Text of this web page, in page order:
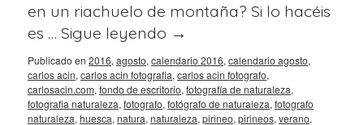
en un riachuelo de montaña? Si lo hacéis
es … Sigue leyendo →
Publicado en 2016, agosto, calendario 2016, calendario agosto,
carlos acin, carlos acin fotografia, carlos acin fotografo,
carlosacin.com, fondo de escritorio, fotografía de naturaleza,
fotografia naturaleza, fotografo, fotógrafo de naturaleza, fotografo
naturaleza, huesca, natura, naturaleza, pirineo, pirineos, verano,